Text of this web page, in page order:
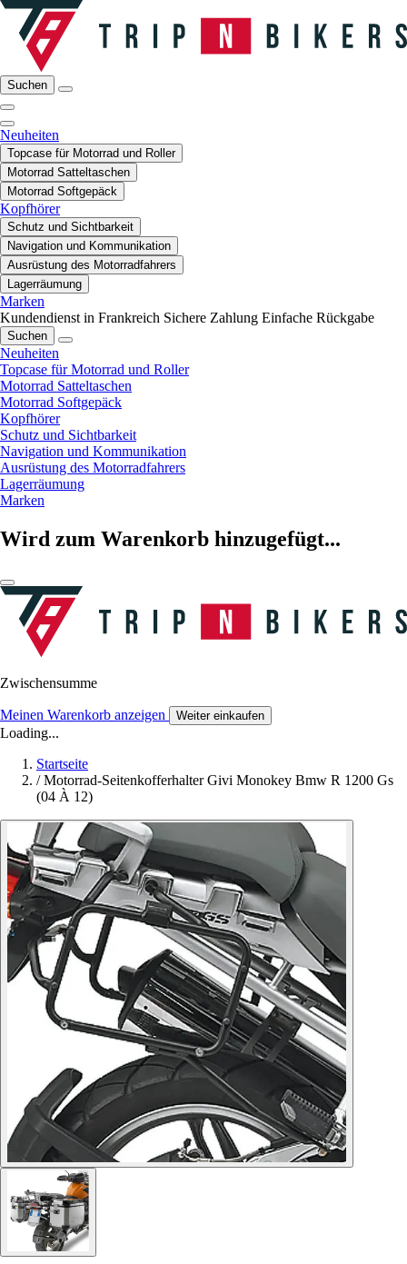
Suchen
Neuheiten
Topcase für Motorrad und Roller
Motorrad Satteltaschen
Motorrad Softgepäck
Kopfhörer
Schutz und Sichtbarkeit
Navigation und Kommunikation
Ausrüstung des Motorradfahrers
Lagerräumung
Marken
Kundendienst in Frankreich Sichere Zahlung Einfache Rückgabe
Suchen
Neuheiten
Topcase für Motorrad und Roller
Motorrad Satteltaschen
Motorrad Softgepäck
Kopfhörer
Schutz und Sichtbarkeit
Navigation und Kommunikation
Ausrüstung des Motorradfahrers
Lagerräumung
Marken
Wird zum Warenkorb hinzugefügt...
Zwischensumme
Meinen Warenkorb anzeigen Weiter einkaufen
Loading...
Startseite
/ Motorrad-Seitenkofferhalter Givi Monokey Bmw R 1200 Gs
(04 À 12)